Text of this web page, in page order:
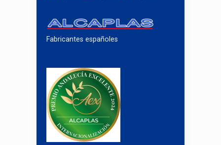
Fabricantes españoles